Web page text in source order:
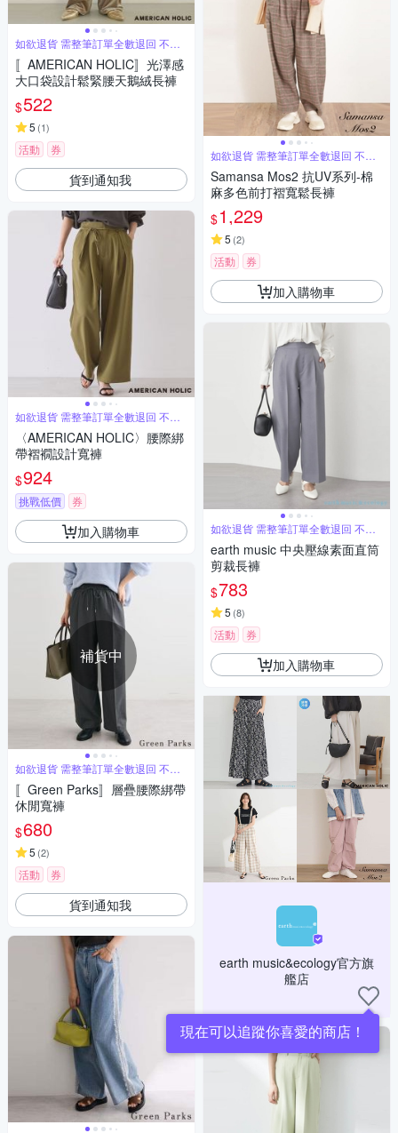
如欲退貨 需整筆訂單全數退回 不能
單退
〚AMERICAN HOLIC〛光澤感
大口袋設計鬆緊腰天鵝絨長褲
$522
5 (1)
活動 券
貨到通知我
如欲退貨 需整筆訂單全數退回 不能
單退
〈AMERICAN HOLIC〉腰際綁
帶褶襉設計寬褲
$924
挑戰低價 券
加入購物車
補貨中
如欲退貨 需整筆訂單全數退回 不能
單退
〚Green Parks〛層疊腰際綁帶
休閒寬褲
$680
5 (2)
活動 券
貨到通知我
如欲退貨 需整筆訂單全數退回 不能
單退
Samansa Mos2 抗UV系列-棉
麻多色前打褶寬鬆長褲
$1,229
5 (2)
活動 券
加入購物車
如欲退貨 需整筆訂單全數退回 不能
單退
earth music 中央壓線素面直筒
剪裁長褲
$783
5 (8)
活動 券
加入購物車
earth music&ecology官方旗
艦店
現在可以追蹤你喜愛的商店！